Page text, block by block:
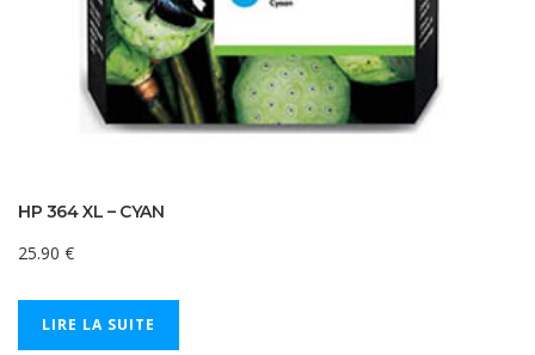
HP 364 XL – CYAN
25.90 €
LIRE LA SUITE